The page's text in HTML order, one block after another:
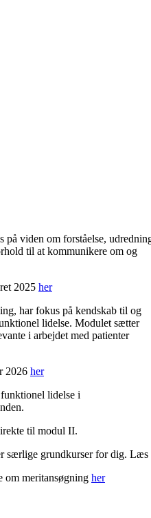
viden om forståelse,
til at kommunikere om og
2025 her
har fokus på kendskab til og
lidelse. Modulet sætter
i arbejdet med patienter
2026 her
lidelse i
til modul II.
grundkurser for dig. Læs
om meritansøgning her